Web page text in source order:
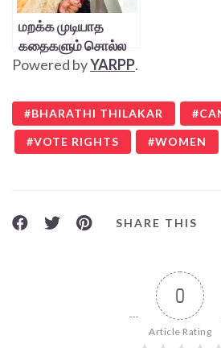
மறக்க முடியாத
கதைகளும் சொல்ல
விரும்பாத
Powered byYARPP.
BHARATHI THILAKAR
VOTE RIGHTS WOMEN
SHARE THIS
0
Article Rating